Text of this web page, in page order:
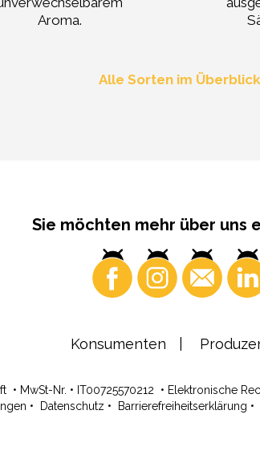
Aroma.
Alle Sorten im Überblick
Sie möchten mehr über uns
Konsumenten
• MwSt-Nr. • IT00725570212 • Elektronische
• Datenschutz • Barrierefreiheitserklärung •